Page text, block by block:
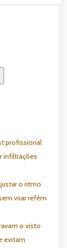
profissional
infiltrações
o ritmo
virar refém
o visto
evitam